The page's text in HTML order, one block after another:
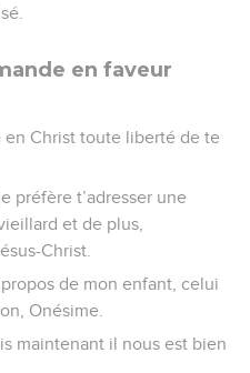
en faveur
Christ toute liberté de te
préfère t’adresser une
et de plus,
Christ.
de mon enfant, celui
Onésime.
maintenant il nous est bien